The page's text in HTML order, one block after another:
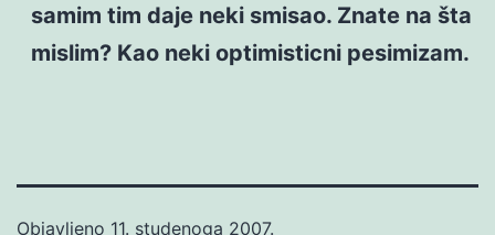
samim tim daje neki smisao. Znate na šta
mislim? Kao neki optimisticni pesimizam.
Objavljeno 11. studenoga 2007.